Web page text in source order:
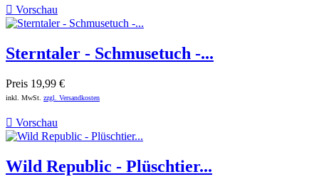
 Vorschau
Sterntaler - Schmusetuch -...
Preis 19,99 €
inkl. MwSt. zzgl. Versandkosten
 Vorschau
Wild Republic - Plüschtier...